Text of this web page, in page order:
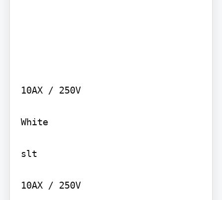
10AX / 250V
White
slt
10AX / 250V